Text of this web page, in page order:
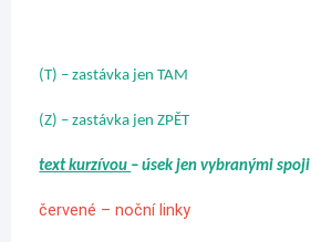
(T) – zastávka jen TAM
(Z) – zastávka jen ZPĚT
text kurzívou – úsek jen vybranými spoji
červené – noční linky